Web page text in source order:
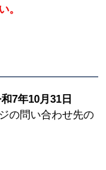
。
7年10月31日
の問い合わせ先の